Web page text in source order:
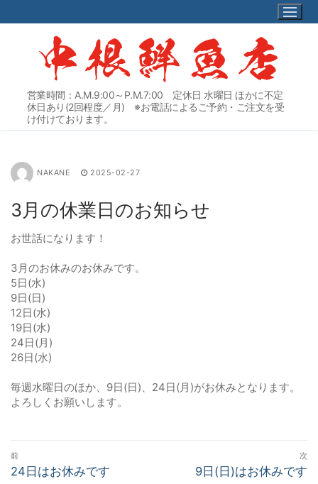
ン
営業時間：A.M.9:00～P.M.7:00 定休日 水曜日 ほかに不定
休日あり(2回程度／月) ※お電話によるご予約・ご注文を受
け付けております。
NAKANE 2025-02-27
3月の休業日のお知らせ
お世話になります！
3月のお休みのお休みです。
5日(水)
9日(日)
12日(水)
19日(水)
24日(月)
26日(水)
毎週水曜日のほか、9日(日)、24日(月)がお休みとなります。
よろしくお願いします。
投
稿
前
前
24日はお休みです
次
次
9日(日)はお休みです